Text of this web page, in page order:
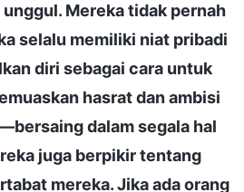
Mereka tidak pernah
selalu memiliki niat pribadi
diri sebagai cara untuk
hasrat dan ambisi
dalam segala hal
juga berpikir tentang
mereka. Jika ada orang